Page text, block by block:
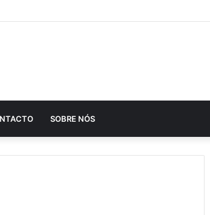
apostas ao longo dos séculos
SOBRE NÓS